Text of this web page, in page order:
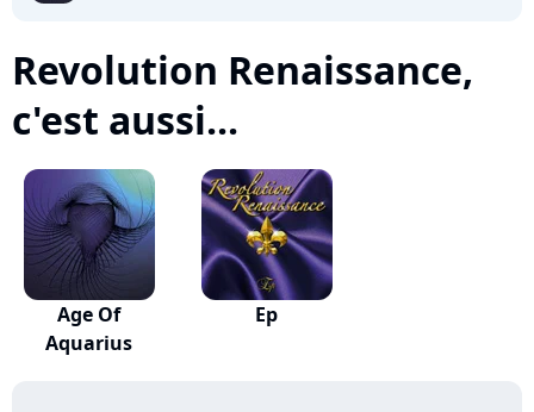
Revolution Renaissance,
c'est aussi...
Age Of
Aquarius
Ep